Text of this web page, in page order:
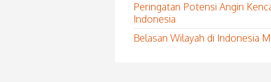
Peringatan Potensi Angin
Indonesia
Belasan Wilayah di Indonesia